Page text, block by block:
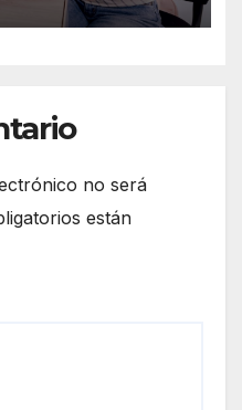
no será
están